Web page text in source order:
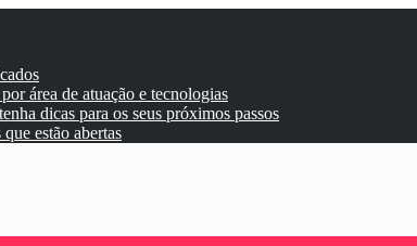
área de atuação e tecnologias
dicas para os seus próximos passos
estão abertas